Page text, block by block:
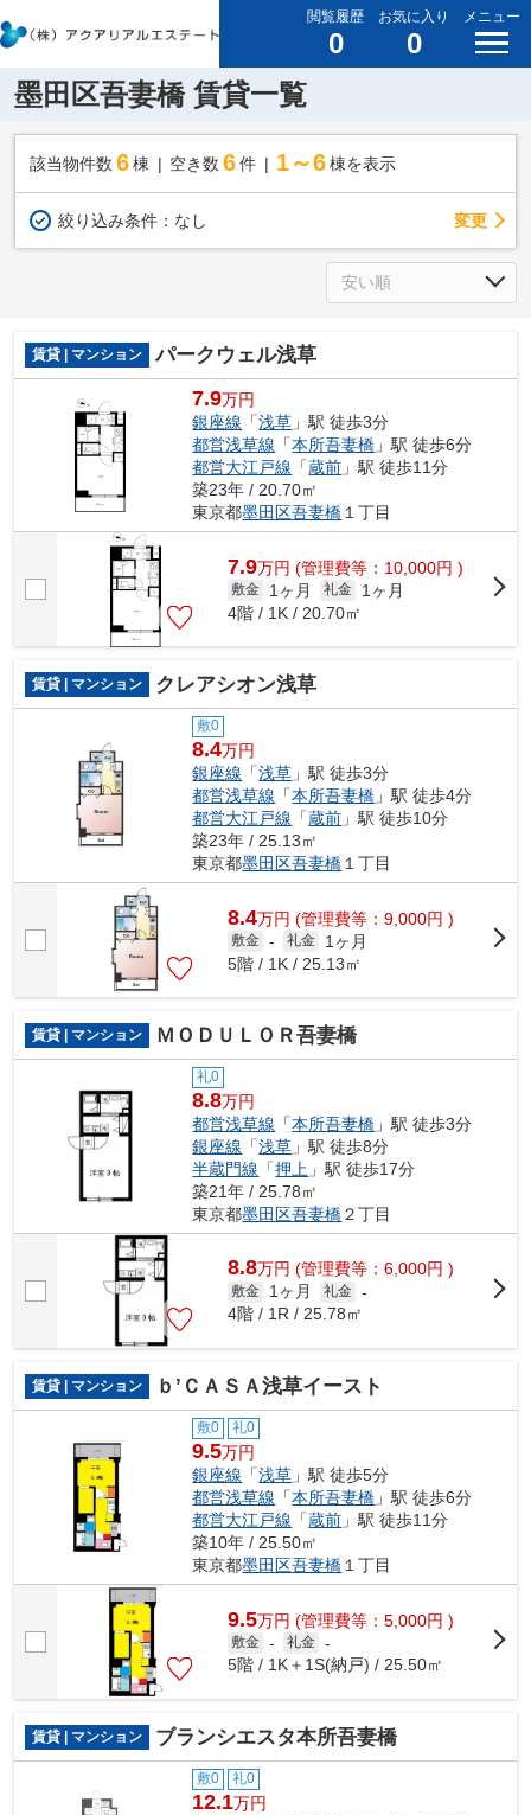
閲覧履歴
0
お気に入り
0
メニュー
墨田区吾妻橋 賃貸一覧
該当物件数 6棟 空き数 6 件 1～6 棟を表示
絞り込み条件： なし 変更
賃貸 | マンション パークウェル浅草
7.9万円
銀座線 「浅草 」駅 徒歩3分
都営浅草線 「本所吾妻橋 」駅 徒歩6分
都営大江戸線 「蔵前 」駅 徒歩11分
築23年 / 20.70㎡
東京都墨田区吾妻橋１丁目
7.9万円 (管理費等：10,000円 )
敷金 1ヶ月 礼金
1ヶ月
4階 / 1K / 20.70㎡
賃貸 | マンション クレアシオン浅草
敷0
8.4万円
銀座線 「浅草 」駅 徒歩3分
都営浅草線 「本所吾妻橋 」駅 徒歩4分
都営大江戸線 「蔵前 」駅 徒歩10分
築23年 / 25.13㎡
東京都墨田区吾妻橋 １丁目
8.4万円 (管理費等：9,000円 )
敷金 - 礼金
1ヶ月
5階 / 1K / 25.13㎡
賃貸 | マンション ＭＯＤＵＬＯＲ吾妻橋
礼0
8.8万円
都営浅草線 「本所吾妻橋 」駅 徒歩3分
銀座線 「浅草 」駅 徒歩8分
半蔵門線 「押上 」駅 徒歩17分
築21年 / 25.78㎡
東京都墨田区吾妻橋２丁目
8.8万円 (管理費等：6,000円 )
敷金 1ヶ月 礼金 -
4階 / 1R / 25.78㎡
賃貸 | マンション ｂ’ＣＡＳＡ浅草イースト
敷0 礼0
9.5万円
銀座線 「浅草 」駅 徒歩5分
都営浅草線 「本所吾妻橋 」駅 徒歩6分
都営大江戸線 「蔵前 」駅 徒歩11分
築10年 / 25.50㎡
東京都墨田区吾妻橋 １丁目
9.5万円 (管理費等：5,000円 )
敷金 - 礼金 -
5階 / 1K＋1S(納戸) / 25.50㎡
賃貸 | マンション ブランシエスタ本所吾妻橋
敷0 礼0
12.1万円